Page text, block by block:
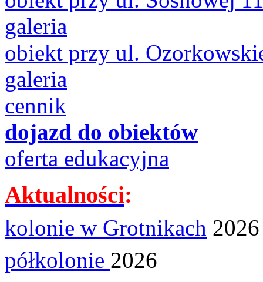
galeria
obiekt przy ul.
galeria
cennik
dojazd do obiektów
oferta edukacyjna
Aktualności:
kolonie w Grotnikach 2026
półkolonie 2026